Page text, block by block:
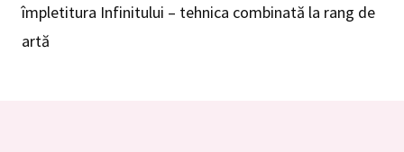
împletitura Infinitului – tehnica combinată la rang de
artă